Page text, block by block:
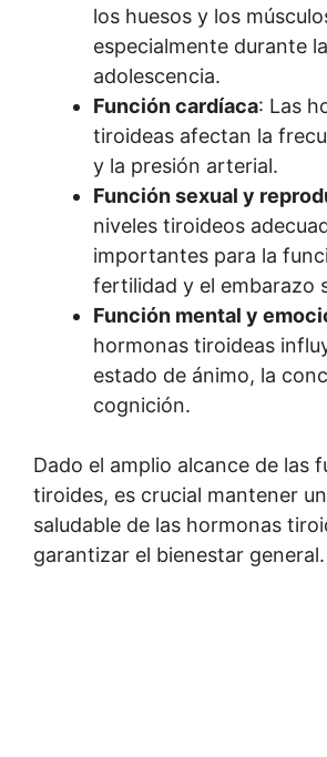
los huesos y los
especialmente durante
adolescencia.
Función cardíaca: Las
tiroideas afectan la
y la presión arterial.
Función sexual y
niveles tiroideos
importantes para la
fertilidad y el embarazo
Función mental y
hormonas tiroideas
estado de ánimo, la
cognición.
Dado el amplio alcance de las
tiroides, es crucial mantener
saludable de las hormonas
garantizar el bienestar general.